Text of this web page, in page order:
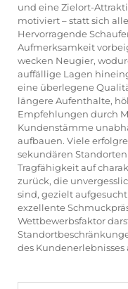
und eine Zielort-
motiviert – statt sich
Hervorragende
Aufmerksamkeit
wecken Neugier,
auffällige Lagen
eine überlegene
längere Aufenthalte,
Empfehlungen durch
Kundenstämme
aufbauen. Viele
sekundären
Tragfähigkeit auf
zurück, die
sind, gezielt
exzellente
Wettbewerbsfaktor
des